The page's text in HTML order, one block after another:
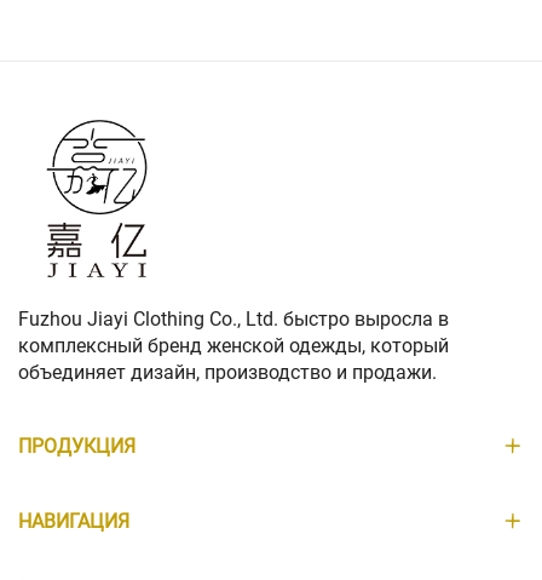
Fuzhou Jiayi Clothing Co., Ltd. быстро выросла в
комплексный бренд женской одежды, который
объединяет дизайн, производство и продажи.
ПРОДУКЦИЯ
НАВИГАЦИЯ